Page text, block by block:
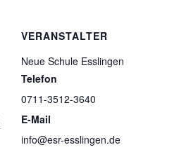
VERANSTALTER
Neue Schule Esslingen
Telefon
0711-3512-3640
E-Mail
info@esr-esslingen.de